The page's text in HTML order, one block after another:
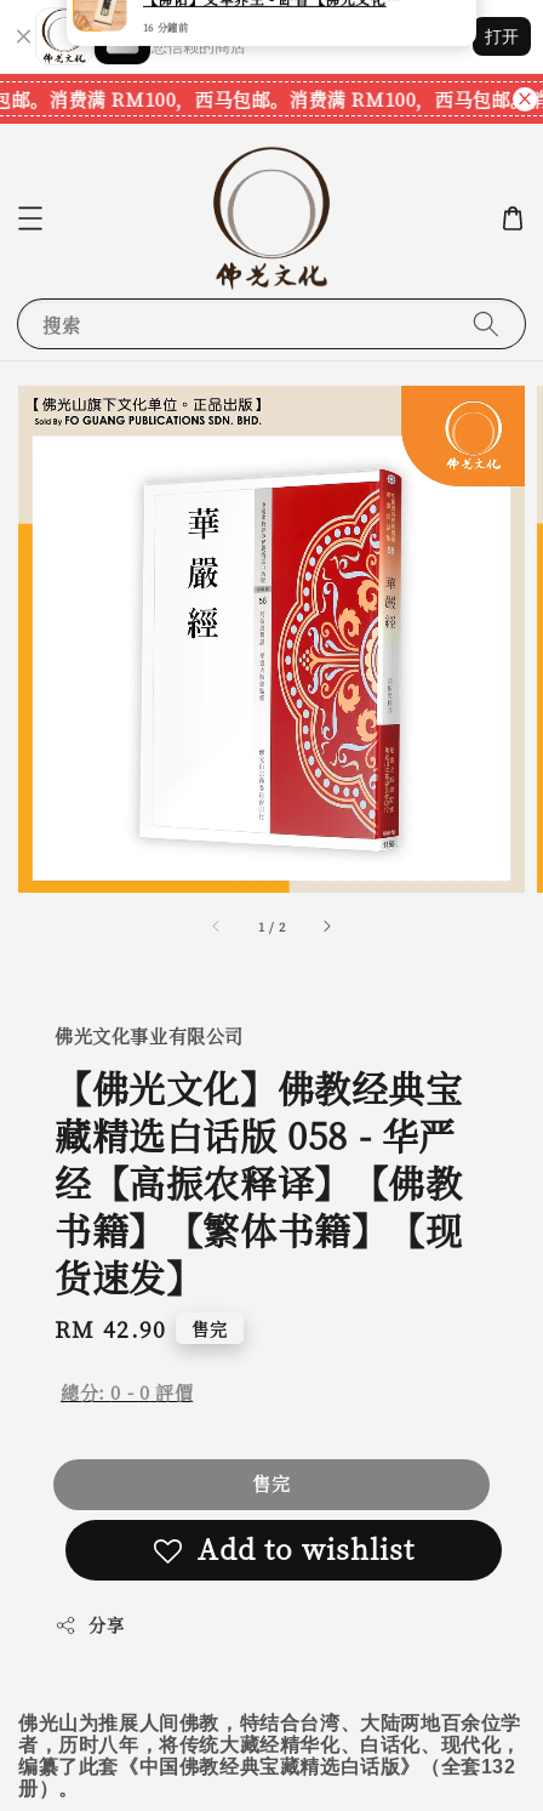
Shopping: 追踪您的订单
您信赖的商店
打开
。消费满 RM100，西马包邮。消费满 RM100，西马包邮。消
搜索
1 / 2
佛光文化事业有限公司
【佛光文化】佛教经典宝
藏精选白话版 058 - 华严
经【高振农释译】【佛教
书籍】【繁体书籍】【现
货速发】
Regular
RM 42.90 售完
總分:0 - 0 評價
售完
Add to wishlist
分享
佛光山为推展人间佛教，特结合台湾、大陆两地百余位学
者，历时八年，将传统大藏经精华化、白话化、现代化，
编纂了此套《中国佛教经典宝藏精选白话版》（全套132
册）。